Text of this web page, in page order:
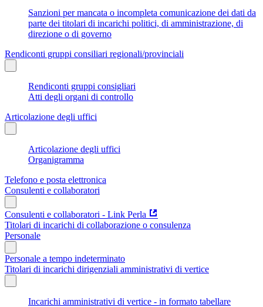
Sanzioni per mancata o incompleta comunicazione dei dati da
parte dei titolari di incarichi politici, di amministrazione, di
direzione o di governo
Rendiconti gruppi consiliari regionali/provinciali
Rendiconti gruppi consigliari
Atti degli organi di controllo
Articolazione degli uffici
Articolazione degli uffici
Organigramma
Telefono e posta elettronica
Consulenti e collaboratori
Consulenti e collaboratori - Link Perla
Titolari di incarichi di collaborazione o consulenza
Personale
Personale a tempo indeterminato
Titolari di incarichi dirigenziali amministrativi di vertice
Incarichi amministrativi di vertice - in formato tabellare